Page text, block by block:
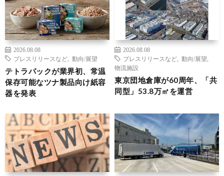
2026.08.08
プレスリリースなど
動向/展望
テトラパックが業界初、常温
保存可能なツナ製品向け紙容
器を発表
2026.08.08
プレスリリースなど
動向/展望
物流施設
東京団地倉庫が60周年、「共
同型」53.8万㎡を運営